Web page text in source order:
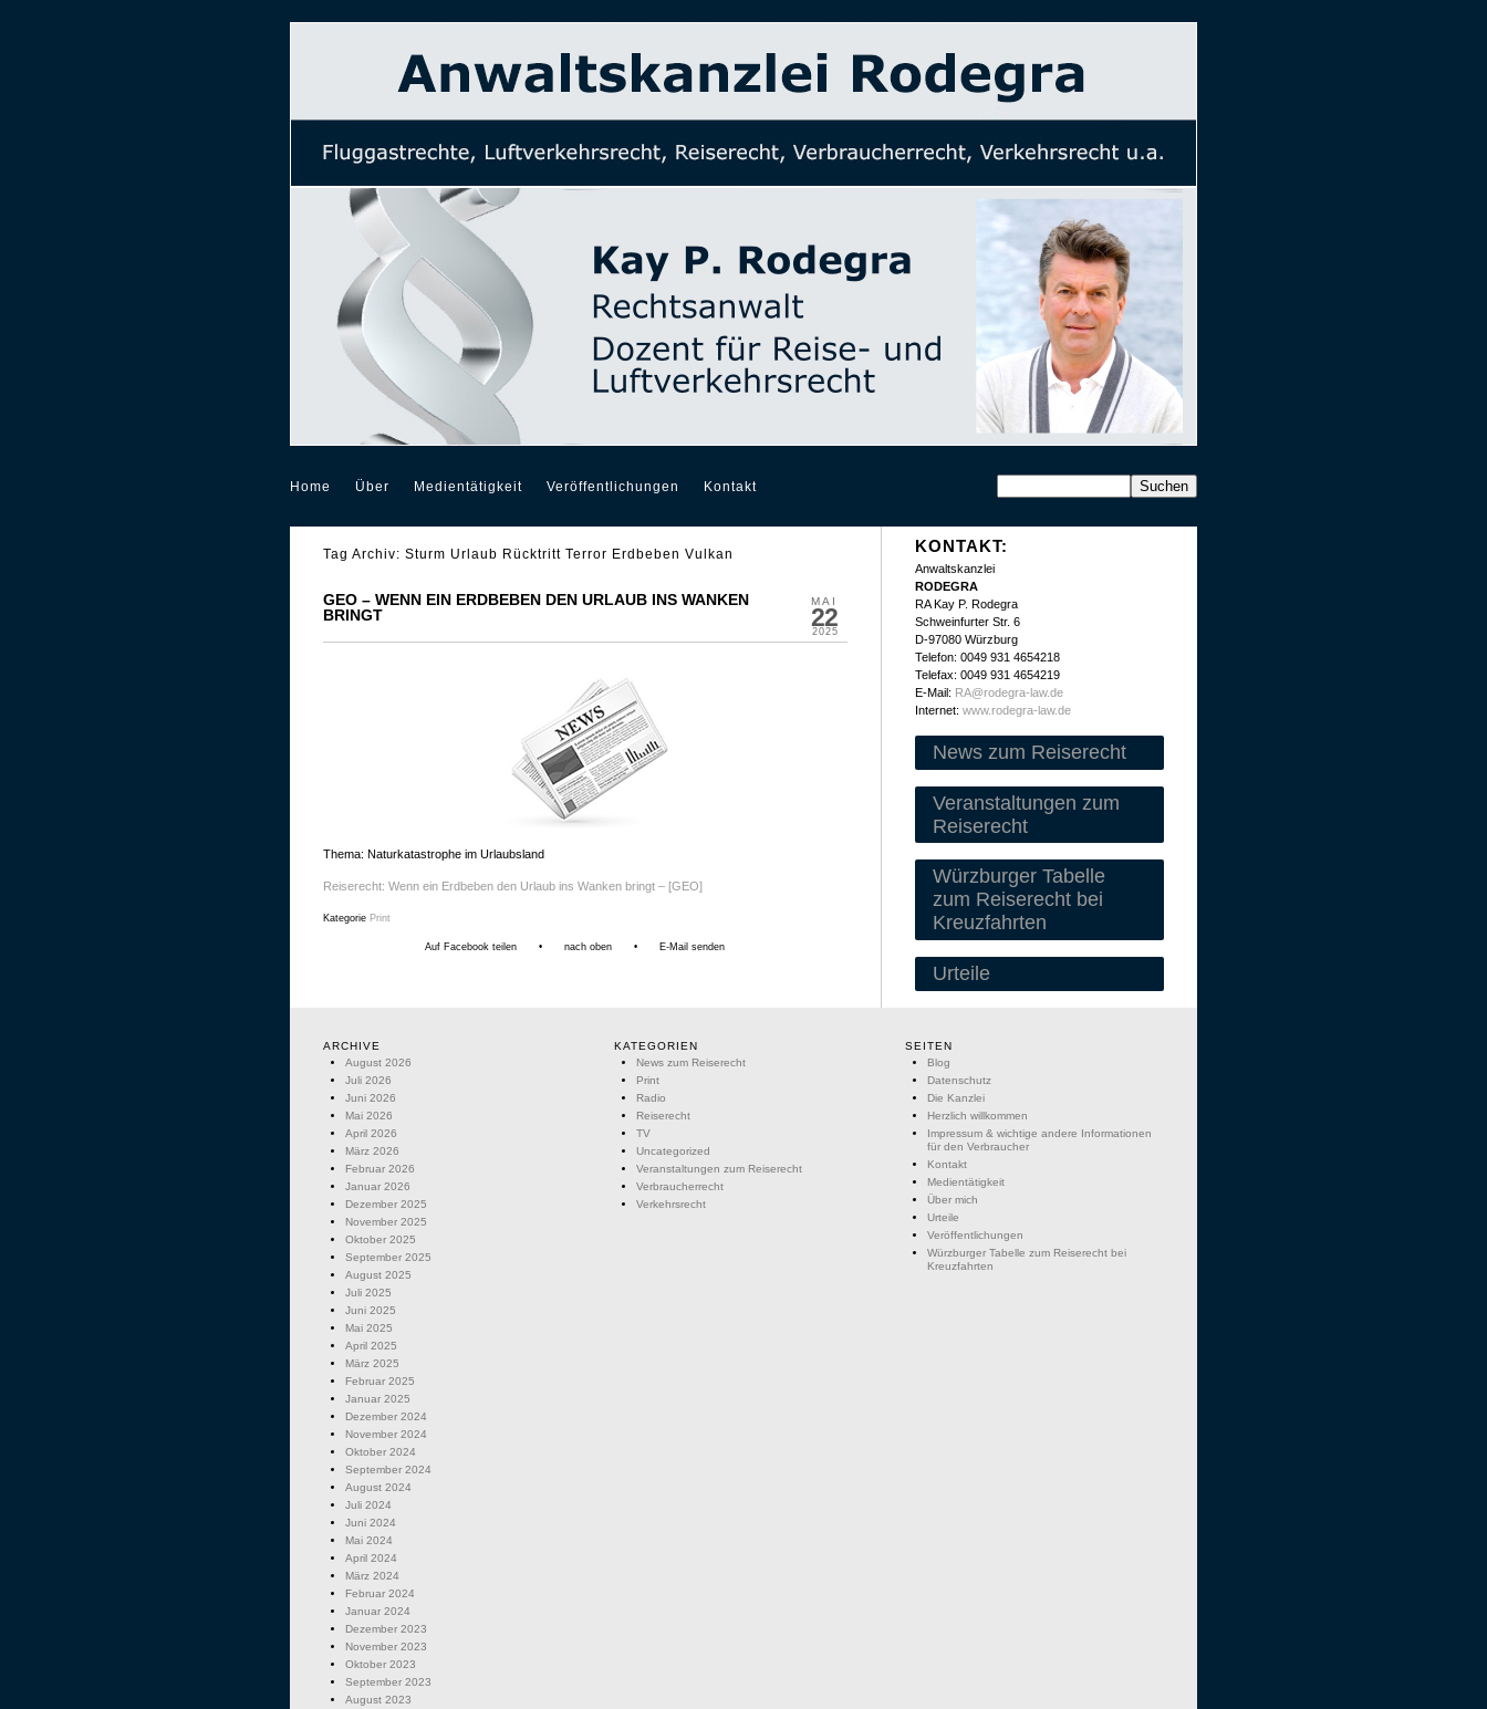
Home Über Medientätigkeit Veröffentlichungen Kontakt
Tag Archiv: Sturm Urlaub Rücktritt Terror Erdbeben Vulkan
MAI
22
2025
GEO – WENN EIN ERDBEBEN DEN URLAUB INS WANKEN
BRINGT
Thema: Naturkatastrophe im Urlaubsland
Reiserecht: Wenn ein Erdbeben den Urlaub ins Wanken bringt – [GEO]
Kategorie Print
Auf Facebook teilen • nach oben • E-Mail senden
KONTAKT:
Anwaltskanzlei
RODEGRA
RA Kay P. Rodegra
Schweinfurter Str. 6
D-97080 Würzburg
Telefon: 0049 931 4654218
Telefax: 0049 931 4654219
E-Mail: RA@rodegra-law.de
Internet: www.rodegra-law.de
News zum Reiserecht
Veranstaltungen zum
Reiserecht
Würzburger Tabelle
zum Reiserecht bei
Kreuzfahrten
Urteile
ARCHIVE
August 2026
Juli 2026
Juni 2026
Mai 2026
April 2026
März 2026
Februar 2026
Januar 2026
Dezember 2025
November 2025
Oktober 2025
September 2025
August 2025
Juli 2025
Juni 2025
Mai 2025
April 2025
März 2025
Februar 2025
Januar 2025
Dezember 2024
November 2024
Oktober 2024
September 2024
August 2024
Juli 2024
Juni 2024
Mai 2024
April 2024
März 2024
Februar 2024
Januar 2024
Dezember 2023
November 2023
Oktober 2023
September 2023
August 2023
KATEGORIEN
News zum Reiserecht
Print
Radio
Reiserecht
TV
Uncategorized
Veranstaltungen zum Reiserecht
Verbraucherrecht
Verkehrsrecht
SEITEN
Blog
Datenschutz
Die Kanzlei
Herzlich willkommen
Impressum & wichtige andere Informationen
für den Verbraucher
Kontakt
Medientätigkeit
Über mich
Urteile
Veröffentlichungen
Würzburger Tabelle zum Reiserecht bei
Kreuzfahrten